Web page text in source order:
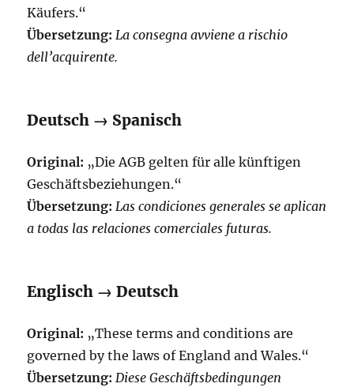
Käufers.“
Übersetzung: La consegna avviene a rischio
dell’acquirente.
Deutsch → Spanisch
Original: „Die AGB gelten für alle künftigen
Geschäftsbeziehungen.“
Übersetzung: Las condiciones generales se aplican
a todas las relaciones comerciales futuras.
Englisch → Deutsch
Original: „These terms and conditions are
governed by the laws of England and Wales.“
Übersetzung: Diese Geschäftsbedingungen